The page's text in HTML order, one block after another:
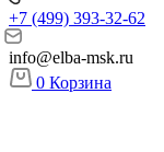
+7 (499) 393-32-62
info@elba-msk.ru
0 Корзина